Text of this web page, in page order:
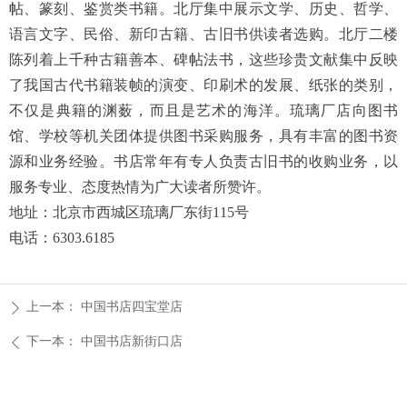
ꄴ 下一本： 中国书店新街口店
ꄲ 上一本： 中国书店四宝堂店
帖、篆刻、鉴赏类书籍。北厅集中展示文学、历史、哲学、
语言文字、民俗、新印古籍、古旧书供读者选购。北厅二楼
陈列着上千种古籍善本、碑帖法书，这些珍贵文献集中反映
了我国古代书籍装帧的演变、印刷术的发展、纸张的类别，
不仅是典籍的渊薮，而且是艺术的海洋。琉璃厂店向图书
馆、学校等机关团体提供图书采购服务，具有丰富的图书资
源和业务经验。书店常年有专人负责古旧书的收购业务，以
服务专业、态度热情为广大读者所赞许。
地址：北京市西城区琉璃厂东街115号
电话：6303.6185